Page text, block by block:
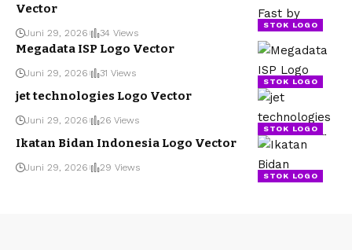
STOK LOGO
Vector
Juni 29, 2026 34 Views
STOK LOGO
Megadata ISP Logo Vector
Juni 29, 2026 31 Views
STOK LOGO
jet technologies Logo Vector
Juni 29, 2026 26 Views
STOK LOGO
Ikatan Bidan Indonesia Logo Vector
Juni 29, 2026 29 Views